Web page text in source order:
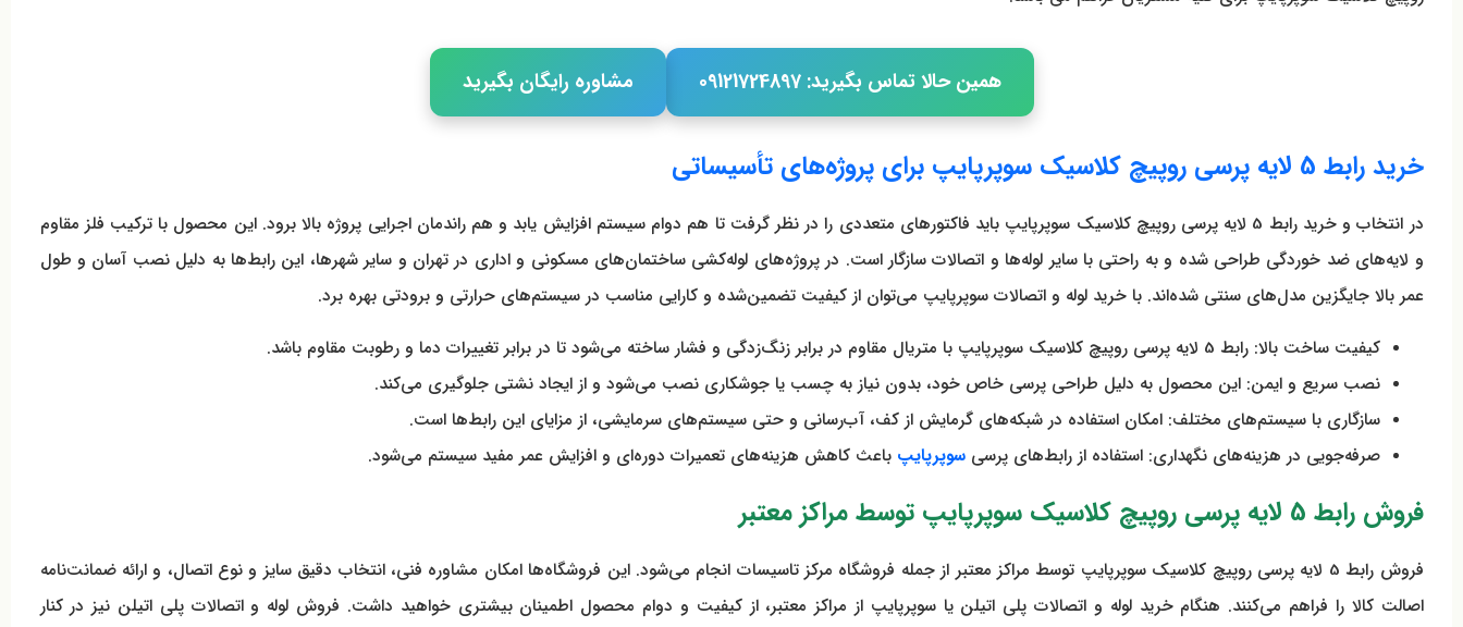
همین حالا تماس بگیرید: 09121724897 مشاوره رایگان بگیرید
خرید رابط 5 لایه پرسی روپیچ کلاسیک سوپرپایپ برای پروژه‌های تأسیساتی
در انتخاب و خرید رابط 5 لایه پرسی روپیچ کلاسیک سوپرپایپ باید فاکتورهای متعددی را در نظر گرفت تا هم دوام سیستم افزایش یابد و هم راندمان اجرایی پروژه بالا برود. این محصول با ترکیب فلز مقاوم
و لایه‌های ضد خوردگی طراحی شده و به راحتی با سایر لوله‌ها و اتصالات سازگار است. در پروژه‌های لوله‌کشی ساختمان‌های مسکونی و اداری در تهران و سایر شهرها، این رابط‌ها به دلیل نصب آسان و طول
عمر بالا جایگزین مدل‌های سنتی شده‌اند. با خرید لوله و اتصالات سوپرپایپ می‌توان از کیفیت تضمین‌شده و کارایی مناسب در سیستم‌های حرارتی و برودتی بهره برد.
کیفیت ساخت بالا: رابط 5 لایه پرسی روپیچ کلاسیک سوپرپایپ با متریال مقاوم در برابر زنگ‌زدگی و فشار ساخته می‌شود تا در برابر تغییرات دما و رطوبت مقاوم باشد.
نصب سریع و ایمن: این محصول به دلیل طراحی پرسی خاص خود، بدون نیاز به چسب یا جوشکاری نصب می‌شود و از ایجاد نشتی جلوگیری می‌کند.
سازگاری با سیستم‌های مختلف: امکان استفاده در شبکه‌های گرمایش از کف، آب‌رسانی و حتی سیستم‌های سرمایشی، از مزایای این رابط‌ها است.
صرفه‌جویی در هزینه‌های نگهداری: استفاده از رابط‌های پرسیسوپرپایپ باعث کاهش هزینه‌های تعمیرات دوره‌ای و افزایش عمر مفید سیستم می‌شود.
فروش رابط 5 لایه پرسی روپیچ کلاسیک سوپرپایپ توسط مراکز معتبر
فروش رابط 5 لایه پرسی روپیچ کلاسیک سوپرپایپ توسط مراکز معتبر از جمله فروشگاه مرکز تاسیسات انجام می‌شود. این فروشگاه‌ها امکان مشاوره فنی، انتخاب دقیق سایز و نوع اتصال، و ارائه ضمانت‌نامه
اصالت کالا را فراهم می‌کنند. هنگام خرید لوله و اتصالات پلی اتیلن یا سوپرپایپ از مراکز معتبر، از کیفیت و دوام محصول اطمینان بیشتری خواهید داشت. فروش لوله و اتصالات پلی اتیلن نیز در کنار